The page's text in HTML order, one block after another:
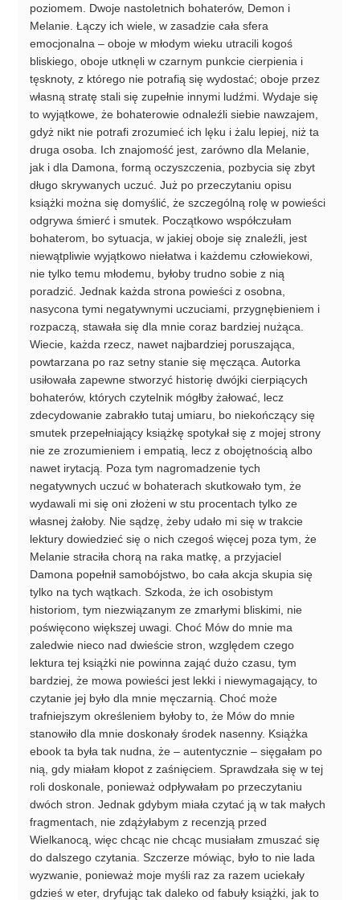
poziomem. Dwoje nastoletnich bohaterów, Demon i
Melanie. Łączy ich wiele, w zasadzie cała sfera
emocjonalna – oboje w młodym wieku utracili kogoś
bliskiego, oboje utknęli w czarnym punkcie cierpienia i
tęsknoty, z którego nie potrafią się wydostać; oboje przez
własną stratę stali się zupełnie innymi ludźmi. Wydaje się
to wyjątkowe, że bohaterowie odnaleźli siebie nawzajem,
gdyż nikt nie potrafi zrozumieć ich lęku i żalu lepiej, niż ta
druga osoba. Ich znajomość jest, zarówno dla Melanie,
jak i dla Damona, formą oczyszczenia, pozbycia się zbyt
długo skrywanych uczuć. Już po przeczytaniu opisu
książki można się domyślić, że szczególną rolę w powieści
odgrywa śmierć i smutek. Początkowo współczułam
bohaterom, bo sytuacja, w jakiej oboje się znaleźli, jest
niewątpliwie wyjątkowo niełatwa i każdemu człowiekowi,
nie tylko temu młodemu, byłoby trudno sobie z nią
poradzić. Jednak każda strona powieści z osobna,
nasycona tymi negatywnymi uczuciami, przygnębieniem i
rozpaczą, stawała się dla mnie coraz bardziej nużąca.
Wiecie, każda rzecz, nawet najbardziej poruszająca,
powtarzana po raz setny stanie się męcząca. Autorka
usiłowała zapewne stworzyć historię dwójki cierpiących
bohaterów, których czytelnik mógłby żałować, lecz
zdecydowanie zabrakło tutaj umiaru, bo niekończący się
smutek przepełniający książkę spotykał się z mojej strony
nie ze zrozumieniem i empatią, lecz z obojętnością albo
nawet irytacją. Poza tym nagromadzenie tych
negatywnych uczuć w bohaterach skutkowało tym, że
wydawali mi się oni złożeni w stu procentach tylko ze
własnej żałoby. Nie sądzę, żeby udało mi się w trakcie
lektury dowiedzieć się o nich czegoś więcej poza tym, że
Melanie straciła chorą na raka matkę, a przyjaciel
Damona popełnił samobójstwo, bo cała akcja skupia się
tylko na tych wątkach. Szkoda, że ich osobistym
historiom, tym niezwiązanym ze zmarłymi bliskimi, nie
poświęcono większej uwagi. Choć Mów do mnie ma
zaledwie nieco nad dwieście stron, względem czego
lektura tej książki nie powinna zająć dużo czasu, tym
bardziej, że mowa powieści jest lekki i niewymagający, to
czytanie jej było dla mnie męczarnią. Choć może
trafniejszym określeniem byłoby to, że Mów do mnie
stanowiło dla mnie doskonały środek nasenny. Książka
ebook ta była tak nudna, że – autentycznie – sięgałam po
nią, gdy miałam kłopot z zaśnięciem. Sprawdzała się w tej
roli doskonale, ponieważ odpływałam po przeczytaniu
dwóch stron. Jednak gdybym miała czytać ją w tak małych
fragmentach, nie zdążyłabym z recenzją przed
Wielkanocą, więc chcąc nie chcąc musiałam zmuszać się
do dalszego czytania. Szczerze mówiąc, było to nie lada
wyzwanie, ponieważ moje myśli raz za razem uciekały
gdzieś w eter, dryfując tak daleko od fabuły książki, jak to